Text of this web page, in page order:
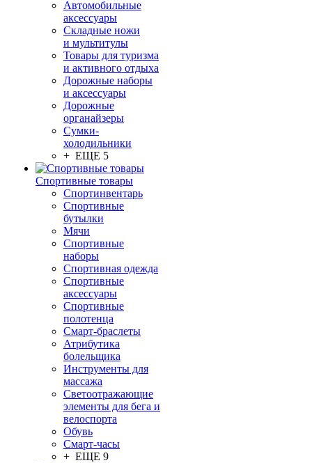
Автомобильные
аксессуары
Складные ножи
и мультитулы
Товары для туризма
и активного отдыха
Дорожные наборы
и аксессуары
Дорожные
органайзеры
Сумки-
холодильники
+ ЕЩЕ 5
Спортивные товары
Спортинвентарь
Спортивные
бутылки
Мячи
Спортивные
наборы
Спортивная одежда
Спортивные
аксессуары
Спортивные
полотенца
Смарт-браслеты
Атрибутика
болельщика
Инструменты для
массажа
Светоотражающие
элементы для бега и
велоспорта
Обувь
Смарт-часы
+ ЕЩЕ 9